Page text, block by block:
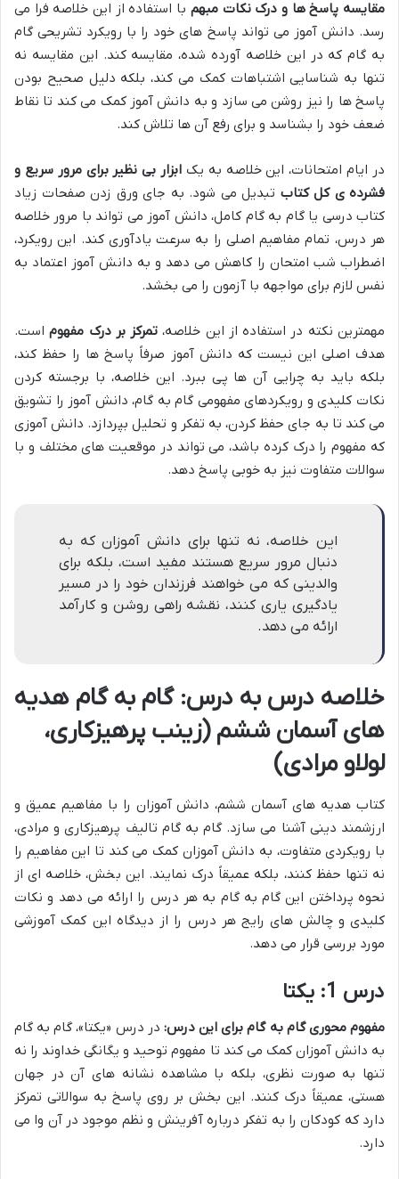
مقایسه پاسخ ها و درک نکات مبهم با استفاده از این خلاصه فرا می
رسد. دانش آموز می تواند پاسخ های خود را با رویکرد تشریحی گام
به گام که در این خلاصه آورده شده، مقایسه کند. این مقایسه نه
تنها به شناسایی اشتباهات کمک می کند، بلکه دلیل صحیح بودن
پاسخ ها را نیز روشن می سازد و به دانش آموز کمک می کند تا نقاط
ضعف خود را بشناسد و برای رفع آن ها تلاش کند.
در ایام امتحانات، این خلاصه به یک ابزار بی نظیر برای مرور سریع و
فشرده ی کل کتاب تبدیل می شود. به جای ورق زدن صفحات زیاد
کتاب درسی یا گام به گام کامل، دانش آموز می تواند با مرور خلاصه
هر درس، تمام مفاهیم اصلی را به سرعت یادآوری کند. این رویکرد،
اضطراب شب امتحان را کاهش می دهد و به دانش آموز اعتماد به
نفس لازم برای مواجهه با آزمون را می بخشد.
مهمترین نکته در استفاده از این خلاصه، تمرکز بر درک مفهوماست.
هدف اصلی این نیست که دانش آموز صرفاً پاسخ ها را حفظ کند،
بلکه باید به چرایی آن ها پی ببرد. این خلاصه، با برجسته کردن
نکات کلیدی و رویکردهای مفهومی گام به گام، دانش آموز را تشویق
می کند تا به جای حفظ کردن، به تفکر و تحلیل بپردازد. دانش آموزی
که مفهوم را درک کرده باشد، می تواند در موقعیت های مختلف و با
سوالات متفاوت نیز به خوبی پاسخ دهد.
این خلاصه، نه تنها برای دانش آموزان که به
دنبال مرور سریع هستند مفید است، بلکه برای
والدینی که می خواهند فرزندان خود را در مسیر
یادگیری یاری کنند، نقشه راهی روشن و کارآمد
ارائه می دهد.
خلاصه درس به درس: گام به گام هدیه
های آسمان ششم (زینب پرهیزکاری،
لولاو مرادی)
کتاب هدیه های آسمان ششم، دانش آموزان را با مفاهیم عمیق و
ارزشمند دینی آشنا می سازد. گام به گام تالیف پرهیزکاری و مرادی،
با رویکردی متفاوت، به دانش آموزان کمک می کند تا این مفاهیم را
نه تنها حفظ کنند، بلکه عمیقاً درک نمایند. این بخش، خلاصه ای از
نحوه پرداختن این گام به گام به هر درس را ارائه می دهد و نکات
کلیدی و چالش های رایج هر درس را از دیدگاه این کمک آموزشی
مورد بررسی قرار می دهد.
درس 1: یکتا
مفهوم محوری گام به گام برای این درس: در درس «یکتا»، گام به گام
به دانش آموزان کمک می کند تا مفهوم توحید و یگانگی خداوند را نه
تنها به صورت نظری، بلکه با مشاهده نشانه های آن در جهان
هستی، عمیقاً درک کنند. این بخش بر روی پاسخ به سوالاتی تمرکز
دارد که کودکان را به تفکر درباره آفرینش و نظم موجود در آن وا می
دارد.